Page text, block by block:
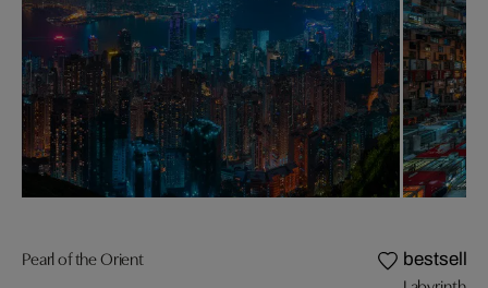
Pearl of the Orient bestseller